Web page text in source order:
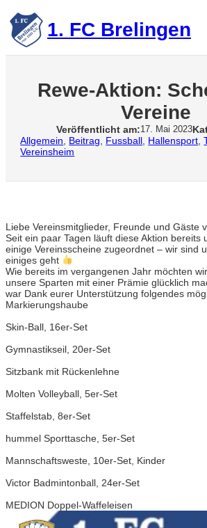
Zum
Inhalt
springen 1. FC Brelingen
Rewe-Aktion:
Vereine
Veröffentlicht am:17. Mai 2023
Allgemein
Beitrag Fussball Hallensport ,
Vereinsheim
Liebe Vereinsmitglieder, Freunde und Gäste
Seit ein paar Tagen läuft diese Aktion bereits
einige Vereinsscheine zugeordnet – wir sind
einiges geht
Wie bereits im vergangenen Jahr möchten
unsere Sparten mit einer Prämie glücklich
war Dank eurer Unterstützung folgendes
Markierungshaube
Skin-Ball, 16er-Set
Gymnastikseil, 20er-Set
Sitzbank mit Rückenlehne
Molten Volleyball, 5er-Set
Staffelstab, 8er-Set
hummel Sporttasche, 5er-Set
Mannschaftsweste, 10er-Set, Kinder
Victor Badmintonball, 24er-Set
MEDION Doppel-Waffeleisen